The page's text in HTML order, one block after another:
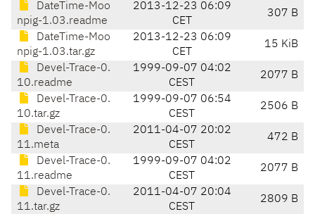
DateTime-Moo
npig-1.03.readme
2013-12-23 06:09
CET
307 B
DateTime-Moo
npig-1.03.tar.gz
2013-12-23 06:09
CET
15 KiB
Devel-Trace-0.
10.readme
1999-09-07 04:02
CEST
2077 B
Devel-Trace-0.
10.tar.gz
1999-09-07 06:54
CEST
2506 B
Devel-Trace-0.
11.meta
2011-04-07 20:02
CEST
472 B
Devel-Trace-0.
11.readme
1999-09-07 04:02
CEST
2077 B
Devel-Trace-0.
11.tar.gz
2011-04-07 20:04
CEST
2809 B